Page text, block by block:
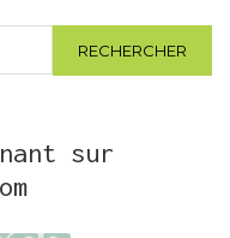
sur